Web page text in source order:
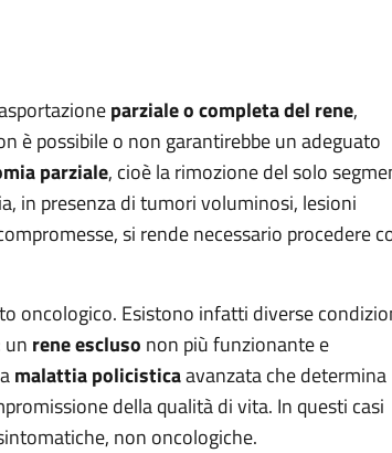
parziale o completa del rene,
è possibile o non garantirebbe un adeguato
parziale, cioè la rimozione del solo
in presenza di tumori voluminosi, lesioni
si rende necessario procedere
oncologico. Esistono infatti diverse
un rene escluso non più funzionante e
malattia policisticaavanzata che determina
della qualità di vita. In questi casi
non oncologiche.